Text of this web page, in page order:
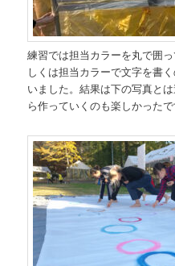
練習では担当カラーを丸で囲
しくは担当カラーで文字を書
いました。結果は下の写真と
ら作っていくのも楽しかった